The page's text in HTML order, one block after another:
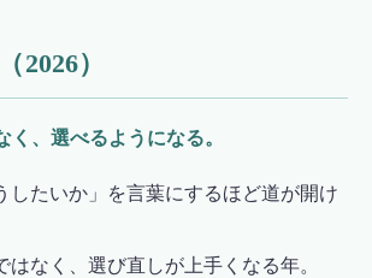
2026）
く、選べるようになる。
したいか」を言葉にするほど道が開け
はなく、選び直しが上手くなる年。